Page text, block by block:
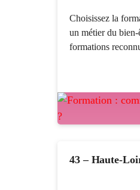
Choisissez la
un métier du bien-
formations
43 – Haute-